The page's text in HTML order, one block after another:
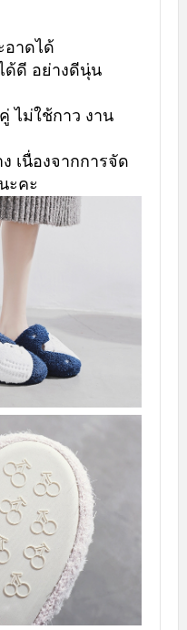
อาดได้
ดี อย่างดีนุ่น
ไม่ใช้กาว งาน
เนื่องจากการจัด
ะคะ